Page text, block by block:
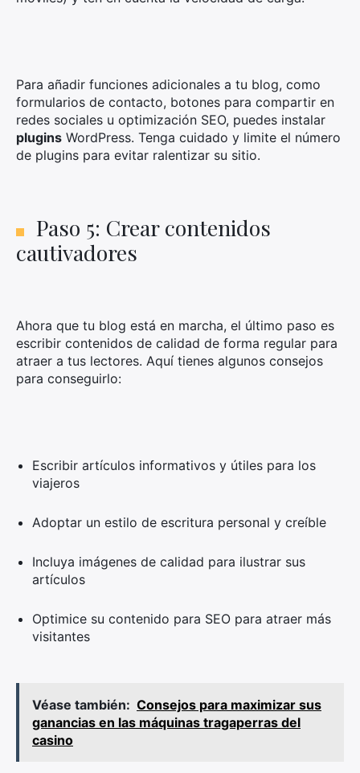
Para añadir funciones adicionales a tu blog, como
formularios de contacto, botones para compartir en
redes sociales u optimización SEO, puedes instalar
plugins WordPress. Tenga cuidado y limite el número
de plugins para evitar ralentizar su sitio.
Paso 5: Crear contenidos
cautivadores
Ahora que tu blog está en marcha, el último paso es
escribir contenidos de calidad de forma regular para
atraer a tus lectores. Aquí tienes algunos consejos
para conseguirlo:
Escribir artículos informativos y útiles para los
viajeros
Adoptar un estilo de escritura personal y creíble
Incluya imágenes de calidad para ilustrar sus
artículos
Optimice su contenido para SEO para atraer más
visitantes
Véase también: Consejos para maximizar sus
ganancias en las máquinas tragaperras del
casino